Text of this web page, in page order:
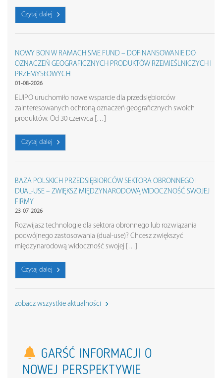
Czytaj dalej
NOWY BON W RAMACH SME FUND – DOFINANSOWANIE DO
OZNACZEŃ GEOGRAFICZNYCH PRODUKTÓW RZEMIEŚLNICZYCH I
PRZEMYSŁOWYCH
01-08-2026
EUIPO uruchomiło nowe wsparcie dla przedsiębiorców
zainteresowanych ochroną oznaczeń geograficznych swoich
produktów. Od 30 czerwca […]
Czytaj dalej
BAZA POLSKICH PRZEDSIĘBIORCÓW SEKTORA OBRONNEGO I
DUAL-USE – ZWIĘKSZ MIĘDZYNARODOWĄ WIDOCZNOŚĆ SWOJEJ
FIRMY
23-07-2026
Rozwijasz technologie dla sektora obronnego lub rozwiązania
podwójnego zastosowania (dual-use)? Chcesz zwiększyć
międzynarodową widoczność swojej […]
Czytaj dalej
zobacz wszystkie aktualności
GARŚĆ INFORMACJI O
NOWEJ PERSPEKTYWIE